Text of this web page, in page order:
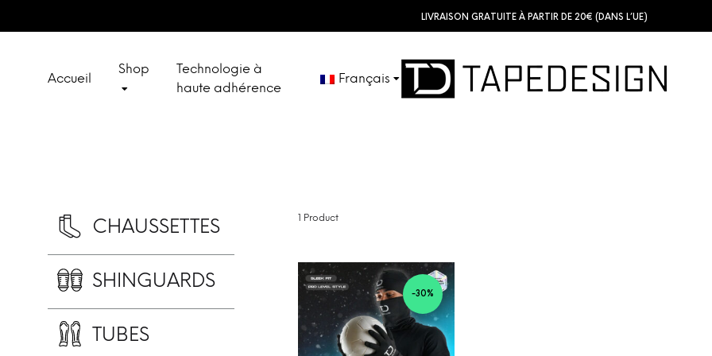
LIVRAISON GRATUITE À PARTIR DE 20€ (DANS L’UE)
Accueil
Shop
OUTLET
Technologie à
haute adhérence
Français
Español
1 Product
-30%
CHAUSSETTES
SHINGUARDS
TUBES